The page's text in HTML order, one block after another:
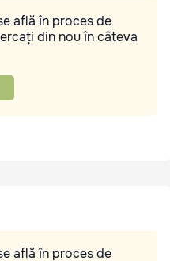
află în proces de
din nou în câteva
află în proces de